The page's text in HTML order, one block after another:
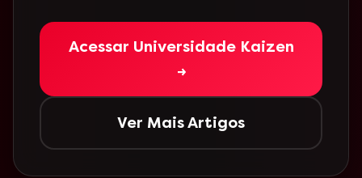
Acessar Universidade Kaizen
→
Ver Mais Artigos